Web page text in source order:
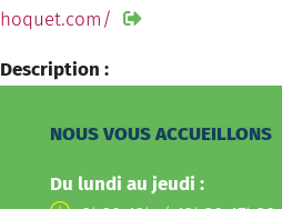
hoquet.com/
Description :
NOUS VOUS ACCUEILLONS
Du lundi au jeudi :